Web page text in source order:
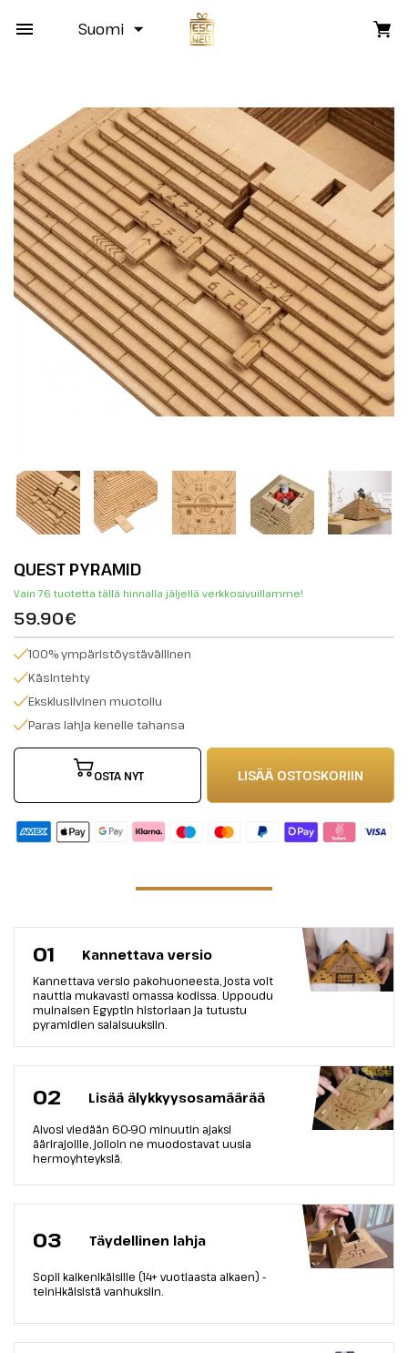
Suomi
QUEST PYRAMID
Vain 76 tuotetta tällä hinnalla jäljellä verkkosivuillamme!
59.90€
100% ympäristöystävällinen
Käsintehty
Eksklusiivinen muotoilu
Paras lahja kenelle tahansa
OSTA NYT LISÄÄ OSTOSKORIIN
01 Kannettava versio
Kannettava versio pakohuoneesta, josta voit
nauttia mukavasti omassa kodissa. Uppoudu
muinaisen Egyptin historiaan ja tutustu
pyramidien salaisuuksiin.
02 Lisää älykkyysosamäärää
Aivosi viedään 60-90 minuutin ajaksi
äärirajoille, jolloin ne muodostavat uusia
hermoyhteyksiä.
03 Täydellinen lahja
Sopii kaikenikäisille (14+ vuotiaasta alkaen) -
teini-ikäisistä vanhuksiin.